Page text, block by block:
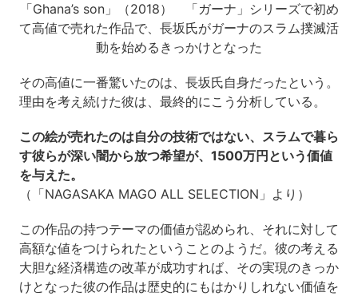
「Ghana’s son」（2018） 「ガーナ」シリーズで初め
て高値で売れた作品で、長坂氏がガーナのスラム撲滅活
動を始めるきっかけとなった
その高値に一番驚いたのは、長坂氏自身だったという。
理由を考え続けた彼は、最終的にこう分析している。
この絵が売れたのは自分の技術ではない、スラムで暮ら
す彼らが深い闇から放つ希望が、1500万円という価値
を与えた。
（「NAGASAKA MAGO ALL SELECTION」より）
この作品の持つテーマの価値が認められ、それに対して
高額な値をつけられたということのようだ。彼の考える
大胆な経済構造の改革が成功すれば、その実現のきっか
けとなった彼の作品は歴史的にもはかりしれない価値を